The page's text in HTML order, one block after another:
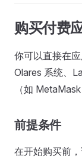
购买付费
你可以直接在
Olares 系统、
（如
前提条件
在开始购买前